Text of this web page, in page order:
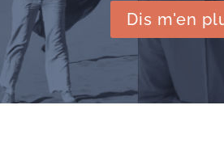
Dis m'en